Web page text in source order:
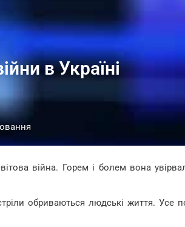
в Україні
війна. Горем і болем вона
обриваються людські життя. Усе